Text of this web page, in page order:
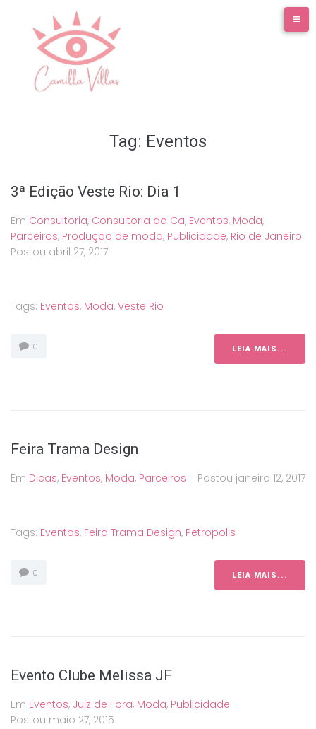
conteúdo
Tag: Eventos
3ª Edição Veste Rio: Dia 1
Em Consultoria, Consultoria da Ca, Eventos, Moda,
Parceiros, Produção de moda, Publicidade, Rio de Janeiro
Postou abril 27, 2017
Tags: Eventos, Moda, Veste Rio
0 LEIA MAIS...
Feira Trama Design
Em Dicas, Eventos, Moda, Parceiros Postou janeiro 12, 2017
Tags: Eventos, Feira Trama Design, Petropolis
0 LEIA MAIS...
Evento Clube Melissa JF
Em Eventos, Juiz de Fora, Moda, Publicidade
Postou maio 27, 2015